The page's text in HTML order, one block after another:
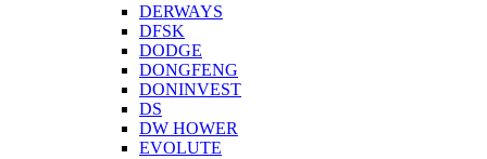
DERWAYS
DFSK
DODGE
DONGFENG
DONINVEST
DS
DW HOWER
EVOLUTE